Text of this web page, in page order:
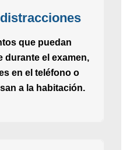
que puedan
durante el examen,
en el teléfono o
a la habitación.